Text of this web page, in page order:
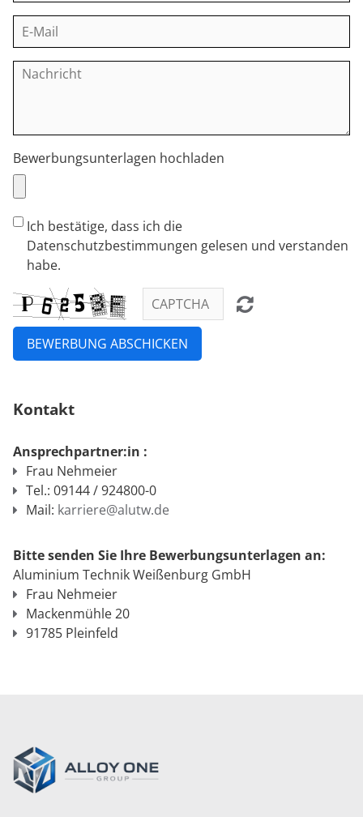
Bewerbungsunterlagen hochladen
Ich bestätige, dass ich die
Datenschutzbestimmungen gelesen und verstanden
habe.
BEWERBUNG ABSCHICKEN
Kontakt
Ansprechpartner:in :
Frau Nehmeier
Tel.: 09144 / 924800-0
Mail: karriere@alutw.de
Bitte senden Sie Ihre Bewerbungsunterlagen an:
Aluminium Technik Weißenburg GmbH
Frau Nehmeier
Mackenmühle 20
91785 Pleinfeld